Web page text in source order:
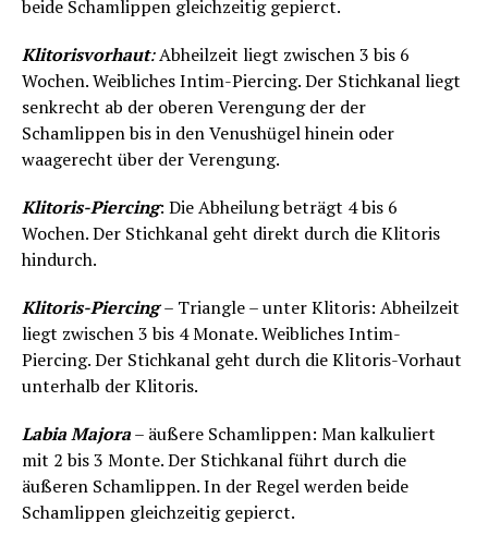
beide Schamlippen gleichzeitig gepierct.
Klitorisvorhaut:Abheilzeit liegt zwischen 3 bis 6
Wochen. Weibliches Intim-Piercing. Der Stichkanal liegt
senkrecht ab der oberen Verengung der der
Schamlippen bis in den Venushügel hinein oder
waagerecht über der Verengung.
Klitoris-Piercing: Die Abheilung beträgt 4 bis 6
Wochen. Der Stichkanal geht direkt durch die Klitoris
hindurch.
Klitoris-Piercing – Triangle – unter Klitoris: Abheilzeit
liegt zwischen 3 bis 4 Monate. Weibliches Intim-
Piercing. Der Stichkanal geht durch die Klitoris-Vorhaut
unterhalb der Klitoris.
Labia Majora– äußere Schamlippen: Man kalkuliert
mit 2 bis 3 Monte. Der Stichkanal führt durch die
äußeren Schamlippen. In der Regel werden beide
Schamlippen gleichzeitig gepierct.